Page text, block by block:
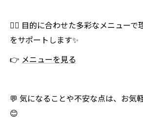
🏋️‍♀️ 目的に合わせた多彩なメニューで
をサポートします✨
👉 メニューを見る
💬 気になることや不安な点は、お気
😊